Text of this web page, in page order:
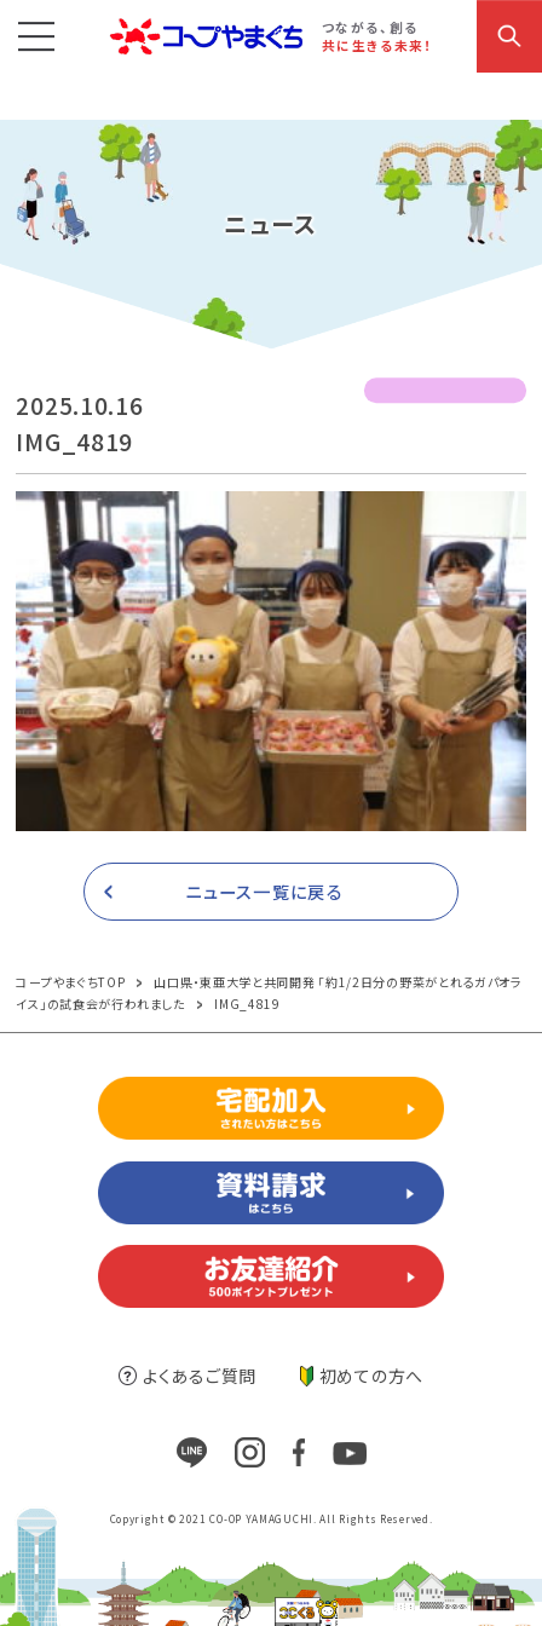
つながる、創る
共に生きる未来！
コープやまぐち お買い物・サービス こだわり商品 参加・イベント情報
ニュース
2025.10.16
IMG_4819
ニュース一覧に戻る
コープやまぐちTOP
山口県・東亜大学と共同開発 「約1/2日分の野菜がとれるガパオラ
イス」の試食会が行われました
IMG_4819
よくあるご質問 初めての方へ
Copyright © 2021 CO-OP YAMAGUCHI. All Rights Reserved.